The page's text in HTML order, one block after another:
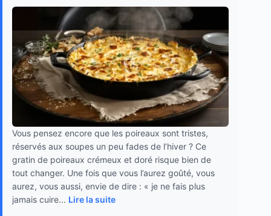
Vous pensez encore que les poireaux sont tristes,
réservés aux soupes un peu fades de l’hiver ? Ce
gratin de poireaux crémeux et doré risque bien de
tout changer. Une fois que vous l’aurez goûté, vous
aurez, vous aussi, envie de dire : « je ne fais plus
jamais cuire... Lire la suite